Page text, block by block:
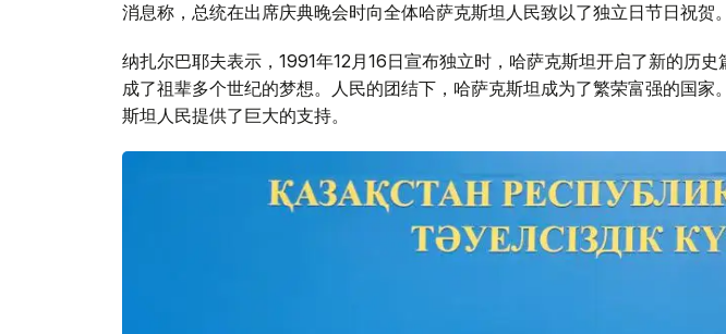
消息称，总统在出席庆典晚会时向全体哈萨克斯坦人民致以了独立日节日祝贺。
纳扎尔巴耶夫表示，1991年12月16日宣布独立时，哈萨克斯坦开启了新的历
成了祖辈多个世纪的梦想。人民的团结下，哈萨克斯坦成为了繁荣富强的国家
斯坦人民提供了巨大的支持。